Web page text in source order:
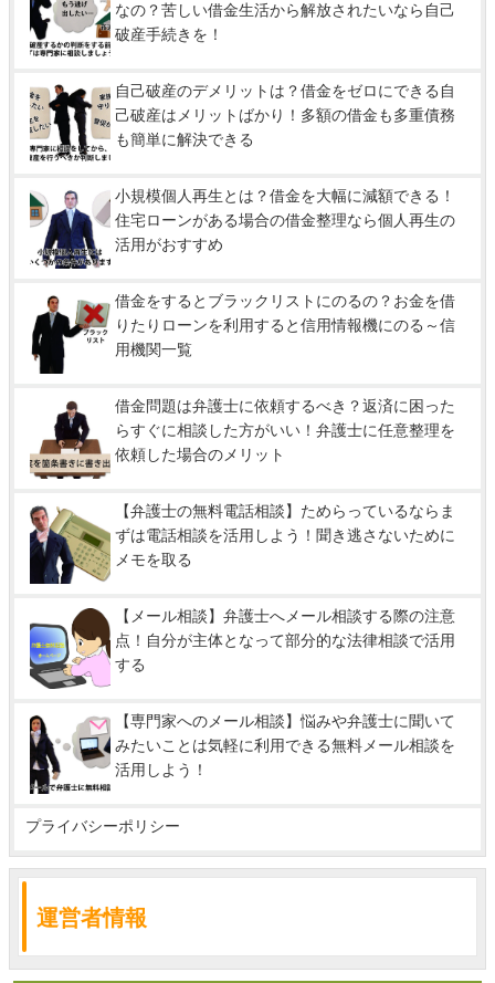
なの？苦しい借金生活から解放されたいなら自己
破産手続きを！
自己破産のデメリットは？借金をゼロにできる自
己破産はメリットばかり！多額の借金も多重債務
も簡単に解決できる
小規模個人再生とは？借金を大幅に減額できる！
住宅ローンがある場合の借金整理なら個人再生の
活用がおすすめ
借金をするとブラックリストにのるの？お金を借
りたりローンを利用すると信用情報機にのる～信
用機関一覧
借金問題は弁護士に依頼するべき？返済に困った
らすぐに相談した方がいい！弁護士に任意整理を
依頼した場合のメリット
【弁護士の無料電話相談】ためらっているならま
ずは電話相談を活用しよう！聞き逃さないために
メモを取る
【メール相談】弁護士へメール相談する際の注意
点！自分が主体となって部分的な法律相談で活用
する
【専門家へのメール相談】悩みや弁護士に聞いて
みたいことは気軽に利用できる無料メール相談を
活用しよう！
プライバシーポリシー
運営者情報